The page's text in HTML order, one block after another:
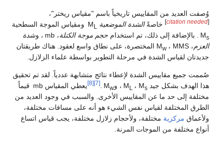
وُصفت العديد من المقاييس تاريخياً باسم "مقياس ريختر"،
citation needed
]خاصةً الشدة الموضعيةM
ومقياس الموجة السطحية
Ms . بالإضافة إلى ذلك، تم استخدام حجم موجة الكتلة، mb ، و
شدة
العزم، M w
، MMS المختصرة، على نطاق واسع لعقود. هناك طريقتان
جديدتان لقياس الشدة في مرحلة التطوير بواسطة علماء الزلازل.
صُممت جميع مقاييس الشدة لإعطاء نتائج متشابهة عددياً. لقد تم تحقيق
هذا الهدف بشكل جيد M ، Ms ، وMw
.
[8]
يعطي المقياس mb قيماً
مختلفة إلى حد ما عن المقاييس الأخرى. والسبب في وجود العديد من
الطرق المختلفة لقياس نفس الشيء هو أنه على مسافات مختلفة،
ولأعماق مركزيةمختلفة، ولأحجام زلازل مختلفة، يجب قياس اتساع
أنواع مختلفة من الموجات المرنة.